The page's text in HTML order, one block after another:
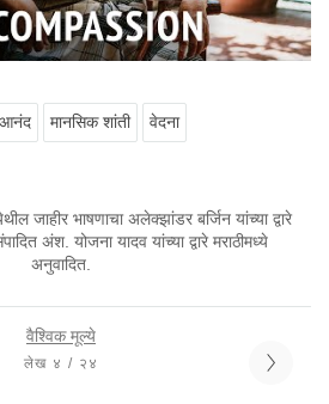
आनंद मानसिक शांती वेदना
जाहीर भाषणाचा अलेक्झांडर बर्जिन यांच्या द्वारे
अंश. योजना यादव यांच्या द्वारे मराठीमध्ये
अनुवादित.
वैश्विक मूल्ये
लेख ४ / २४